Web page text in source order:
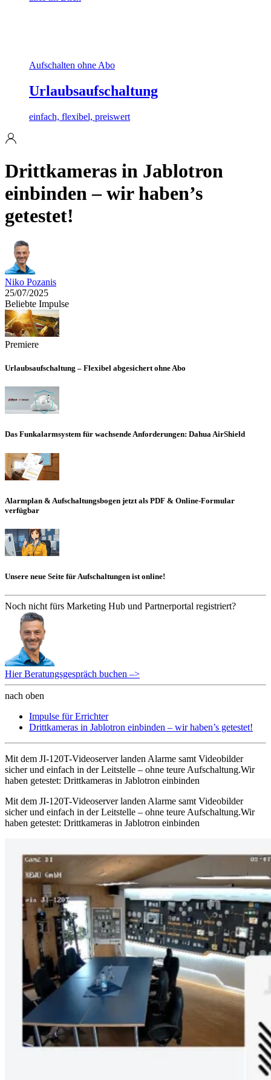
Aufschalten ohne Abo
Urlaubsaufschaltung
einfach, flexibel, preiswert
Drittkameras in Jablotron
einbinden – wir haben’s
getestet!
Niko Pozanis
25/07/2025
Beliebte Impulse
Premiere
Urlaubsaufschaltung – Flexibel abgesichert ohne Abo
Das Funkalarmsystem für wachsende Anforderungen: Dahua AirShield
Alarmplan & Aufschaltungsbogen jetzt als PDF & Online-Formular
verfügbar
Unsere neue Seite für Aufschaltungen ist online!
Noch nicht fürs Marketing Hub und Partnerportal registriert?
Hier Beratungsgespräch buchen –>
nach oben
Impulse für Errichter
Drittkameras in Jablotron einbinden – wir haben’s getestet!
Mit dem JI-120T-Videoserver landen Alarme samt Videobilder
sicher und einfach in der Leitstelle – ohne teure Aufschaltung.Wir
haben getestet: Drittkameras in Jablotron einbinden
Mit dem JI-120T-Videoserver landen Alarme samt Videobilder
sicher und einfach in der Leitstelle – ohne teure Aufschaltung.Wir
haben getestet: Drittkameras in Jablotron einbinden